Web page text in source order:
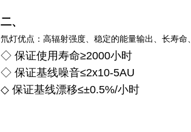
二、
氘灯优点：高辐射强度、稳定的能量输出、长寿命
◇ 保证使用寿命≥2000小时
◇ 保证基线噪音≤2x10-5AU
◇ 保证基线漂移≤±0.5%/小时